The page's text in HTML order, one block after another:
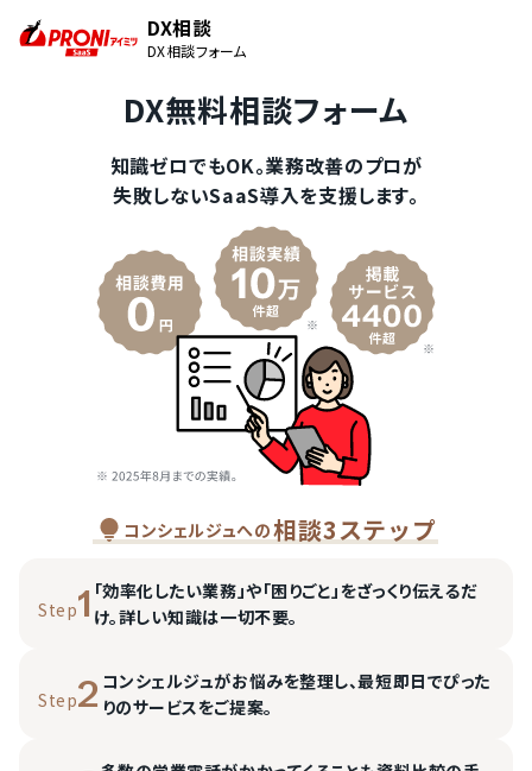
DX相談
DX相談フォーム
DX無料相談フォーム
知識ゼロでもOK。業務改善のプロが
失敗しないSaaS導入を支援します。
コンシェルジュへの相談3ステップ
Step1 「効率化したい業務」や「困りごと」をざっくり伝えるだ
け。詳しい知識は一切不要。
Step2 コンシェルジュがお悩みを整理し、最短即日でぴった
りのサービスをご提案。